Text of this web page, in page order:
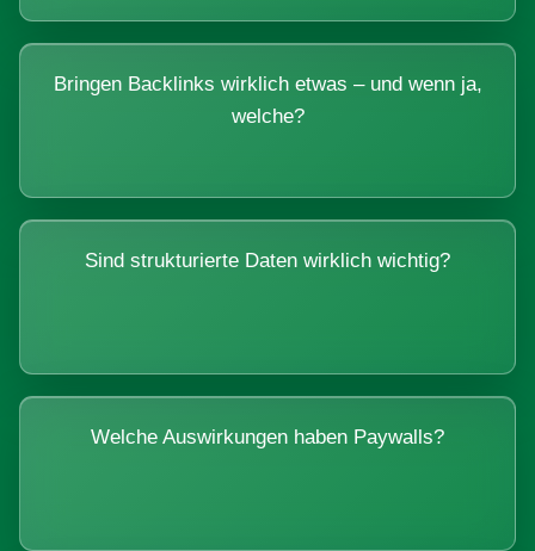
Bringen Backlinks wirklich etwas – und wenn ja,
welche?
Sind strukturierte Daten wirklich wichtig?
Welche Auswirkungen haben Paywalls?